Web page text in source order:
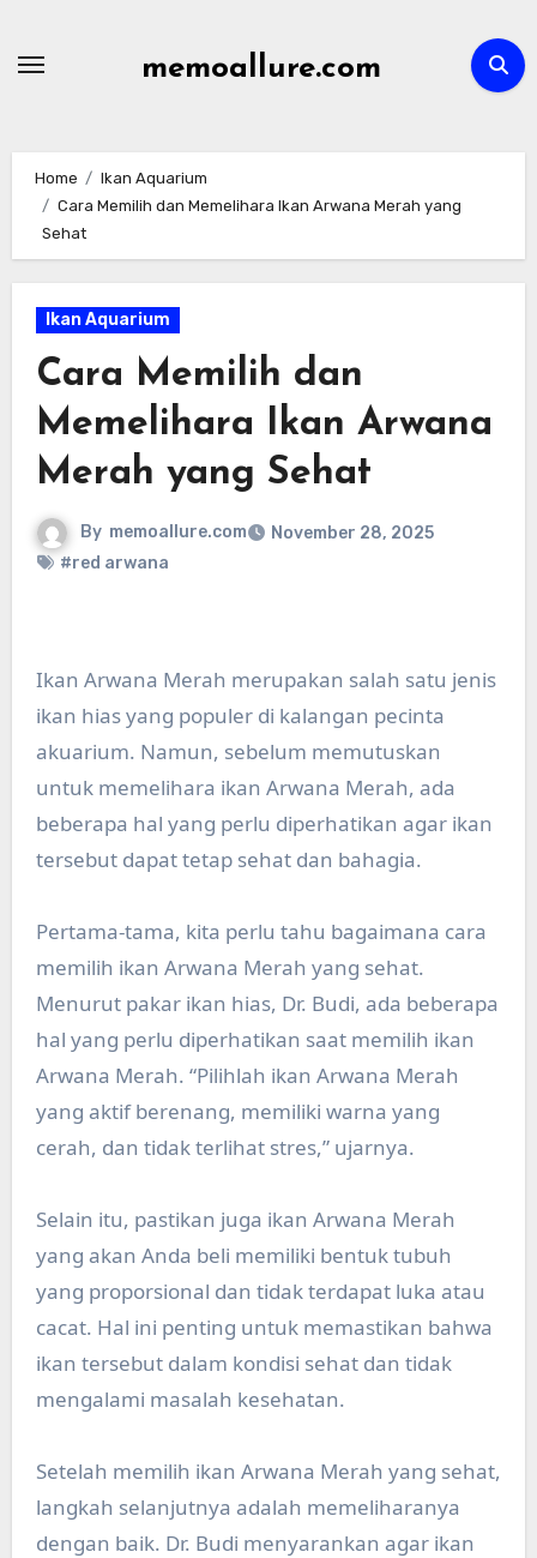
memoallure.com
Home
Ikan Aquarium
Cara Memilih dan Memelihara Ikan Arwana Merah yang
Sehat
Ikan Aquarium
Cara Memilih dan
Memelihara Ikan Arwana
Merah yang Sehat
By memoallure.com
November 28, 2025
#red arwana
Ikan Arwana Merah merupakan salah satu jenis
ikan hias yang populer di kalangan pecinta
akuarium. Namun, sebelum memutuskan
untuk memelihara ikan Arwana Merah, ada
beberapa hal yang perlu diperhatikan agar ikan
tersebut dapat tetap sehat dan bahagia.
Pertama-tama, kita perlu tahu bagaimana cara
memilih ikan Arwana Merah yang sehat.
Menurut pakar ikan hias, Dr. Budi, ada beberapa
hal yang perlu diperhatikan saat memilih ikan
Arwana Merah. “Pilihlah ikan Arwana Merah
yang aktif berenang, memiliki warna yang
cerah, dan tidak terlihat stres,” ujarnya.
Selain itu, pastikan juga ikan Arwana Merah
yang akan Anda beli memiliki bentuk tubuh
yang proporsional dan tidak terdapat luka atau
cacat. Hal ini penting untuk memastikan bahwa
ikan tersebut dalam kondisi sehat dan tidak
mengalami masalah kesehatan.
Setelah memilih ikan Arwana Merah yang sehat,
langkah selanjutnya adalah memeliharanya
dengan baik. Dr. Budi menyarankan agar ikan